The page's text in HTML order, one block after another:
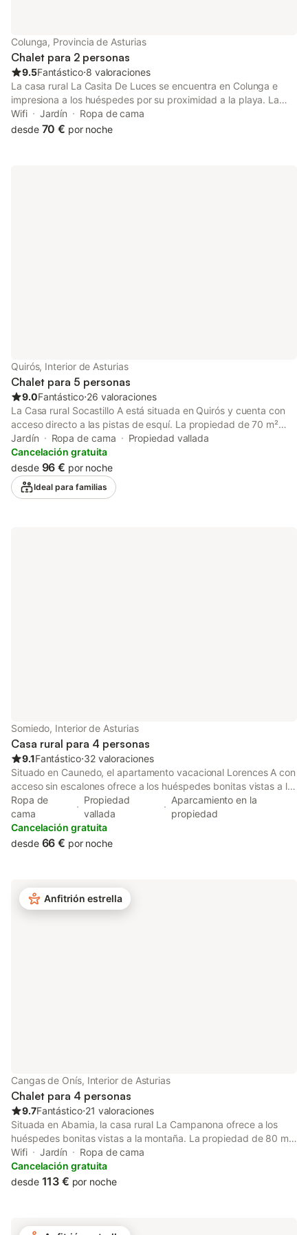
Colunga, Provincia de Asturias
Chalet para 2 personas
9.5Fantástico⋅8 valoraciones
La casa rural La Casita De Luces se encuentra en Colunga e
impresiona a los huéspedes por su proximidad a la playa. La
propiedad de 2 plantas consta de una sala de estar, 2
dormitorios y 1 baño, por lo que puede alojar a 2 personas. Los
Wifi Jardín
Ropa de cama
desde 70 € por noche
Quirós, Interior de Asturias
Chalet para 5 personas
9.0Fantástico⋅26 valoraciones
La Casa rural Socastillo A está situada en Quirós y cuenta con
acceso directo a las pistas de esquí. La propiedad de 70 m²
consta de una sala de estar, una cocina, 2 dormitorios y 1 baño,
por lo que tiene capacidad para 5 personas. Los servicios
adicionales incluyen televisión y lavadora. Este establecimiento
dispone de una zona exterior privada con jardín, terraza
cubierta, balcón y barbacoa. Hay una plaza de aparcamiento
Jardín Ropa de cama
Propiedad vallada
Cancelación gratuita
desde 96 € por noche
Ideal para familias
Somiedo, Interior de Asturias
Casa rural para 4 personas
9.1Fantástico⋅32 valoraciones
Situado en Caunedo, el apartamento vacacional Lorences A con
acceso sin escalones ofrece a los huéspedes bonitas vistas a la
montaña. La propiedad de 2 plantas consta de una sala de
estar, una cocina, 1 dormitorio y 1 baño, por lo que puede alojar
a 4 personas. Los servicios adicionales incluyen televisión y
lavadora. Este alojamiento no ofrece: Wi-Fi y aire
mascotas pequeñas bajo petición. No se permite celebrar
eventos en esta propiedad. Esta propiedad tiene directrices
Ropa de
cama
Propiedad
vallada
Aparcamiento en la
propiedad
Cancelación gratuita
desde 66 € por noche
Anfitrión estrella
Cangas de Onís, Interior de Asturias
Chalet para 4 personas
9.7Fantástico⋅21 valoraciones
Situada en Abamia, la casa rural La Campanona ofrece a los
huéspedes bonitas vistas a la montaña. La propiedad de 80 m²
consta de una sala de estar, una cocina, 2 dormitorios y 1 baño,
por lo que puede alojar a 4 personas. Los servicios adicionales
incluyen Wi-Fi, televisión, lavadora y secadora. También hay
Wifi Jardín
Ropa de cama
Cancelación gratuita
desde 113 € por noche